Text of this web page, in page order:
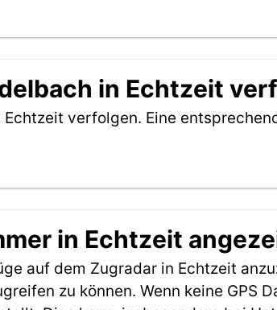
in Echtzeit
verfolgen. Eine
in Echtzeit
auf dem Zugradar in Echtzeit
zu können. Wenn keine GPS